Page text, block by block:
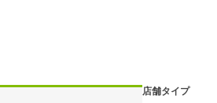
店舗タイプ